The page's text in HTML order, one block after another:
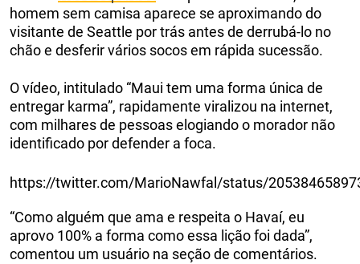
homem sem camisa aparece se aproximando do
visitante de Seattle por trás antes de derrubá-lo no
chão e desferir vários socos em rápida sucessão.
O vídeo, intitulado “Maui tem uma forma única de
entregar karma”, rapidamente viralizou na internet,
com milhares de pessoas elogiando o morador não
identificado por defender a foca.
https://twitter.com/MarioNawfal/status/
“Como alguém que ama e respeita o Havaí, eu
aprovo 100% a forma como essa lição foi dada”,
comentou um usuário na seção de comentários.